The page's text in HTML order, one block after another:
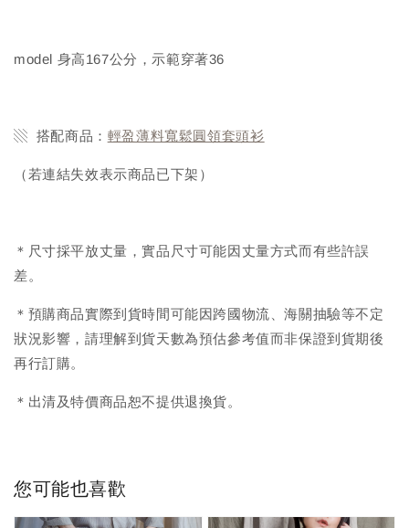
model 身高167公分，示範穿著36
▧ 搭配商品： 輕盈薄料寬鬆圓領套頭衫
（若連結失效表示商品已下架）
＊尺寸採平放丈量，實品尺寸可能因丈量方式而有些許誤
差。
＊預購商品實際到貨時間可能因跨國物流、海關抽驗等不定
狀況影響，請理解到貨天數為預估參考值而非保證到貨期後
再行訂購。
＊出清及特價商品恕不提供退換貨。
您可能也喜歡